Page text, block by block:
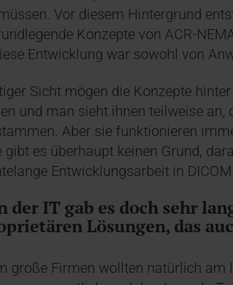
Vor diesem Hintergrund
Konzepte von ACR-
Entwicklung war sowohl von
Sicht mögen die Konzepte
und man sieht ihnen teilweise
Aber sie funktionieren
gibt es überhaupt keinen Grund,
Entwicklungsarbeit in
der IT gab es doch sehr
Lösungen, das
große Firmen wollten natürlich am